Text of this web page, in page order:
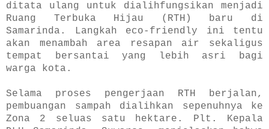
ditata ulang untuk dialihfungsikan menjadi
Ruang Terbuka Hijau (RTH) baru di
Samarinda. Langkah eco-friendly ini tentu
akan menambah area resapan air sekaligus
tempat bersantai yang lebih asri bagi
warga kota.
Selama proses pengerjaan RTH berjalan,
pembuangan sampah dialihkan sepenuhnya ke
Zona 2 seluas satu hektare. Plt. Kepala